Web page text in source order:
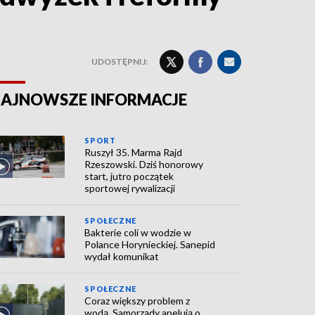
UDOSTĘPNIJ:
INFORMACJE
SPORT
Ruszył 35. Marma Rajd
Rzeszowski. Dziś honorowy
start, jutro początek
sportowej rywalizacji
SPOŁECZNE
Bakterie coli w wodzie w
Polance Horynieckiej. Sanepid
wydał komunikat
SPOŁECZNE
Coraz większy problem z
wodą. Samorządy apelują o